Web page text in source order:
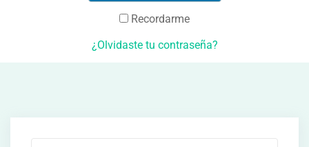
Recordarme
¿Olvidaste tu contraseña?